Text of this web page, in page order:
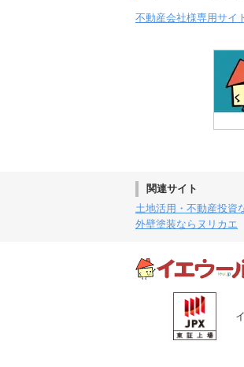
不動産会社様専用サイ
関連サイト
土地活用・不動産投資
外壁塗装ならヌリカエ